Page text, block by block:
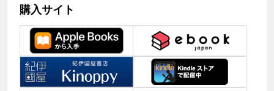
購入サイト